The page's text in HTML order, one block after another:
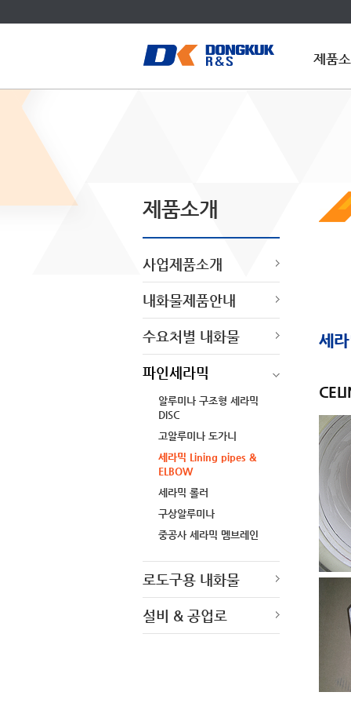
제품
제품소개
사업제품소개
내화물제품안내
수요처별 내화물
파인세라믹
알루미나 구조형 세라믹
DISC
고알루미나 도가니
세라믹 Lining pipes &
ELBOW
세라믹 롤러
구상알루미나
중공사 세라믹 멤브레인
로도구용 내화물
설비 & 공업로
세